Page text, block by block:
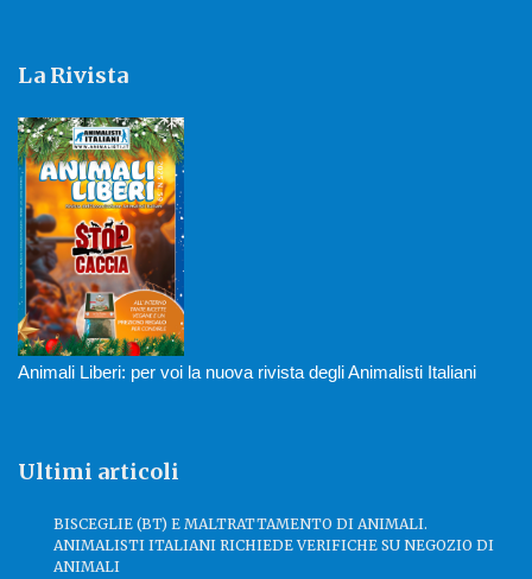
La Rivista
Animali Liberi: per voi la nuova rivista degli Animalisti Italiani
Ultimi articoli
BISCEGLIE (BT) E MALTRATTAMENTO DI ANIMALI.
ANIMALISTI ITALIANI RICHIEDE VERIFICHE SU NEGOZIO DI
ANIMALI